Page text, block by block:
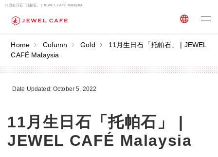
11月生日石「托帕石」 | JEWEL CAFÉ Malaysia
Home Column Gold
11月生日石「托帕石」 | JEWEL
CAFÉ Malaysia
Date Updated: October 5, 2022
11月生日石「托帕石」 |
JEWEL CAFÉ Malaysia